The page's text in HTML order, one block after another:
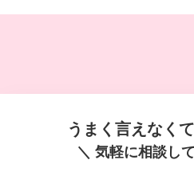
うまく言えなく
＼ 気軽に相談し